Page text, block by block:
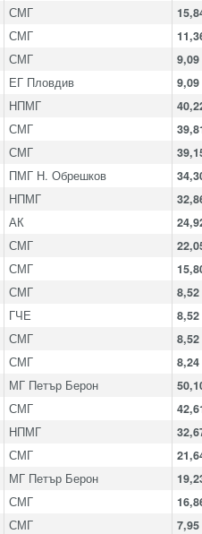
СМГ
СМГ
СМГ 9,09
ЕГ Пловдив 9,09
НПМГ
СМГ
СМГ
ПМГ Н. Обрешков
НПМГ
АК
СМГ
СМГ
СМГ 8,52
ГЧЕ 8,52
СМГ 8,52
СМГ 8,24
МГ Петър Берон
СМГ
НПМГ
СМГ
МГ Петър Берон
СМГ
СМГ 7,95